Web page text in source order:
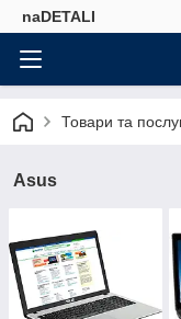
naDETALI
Товари та
Asus